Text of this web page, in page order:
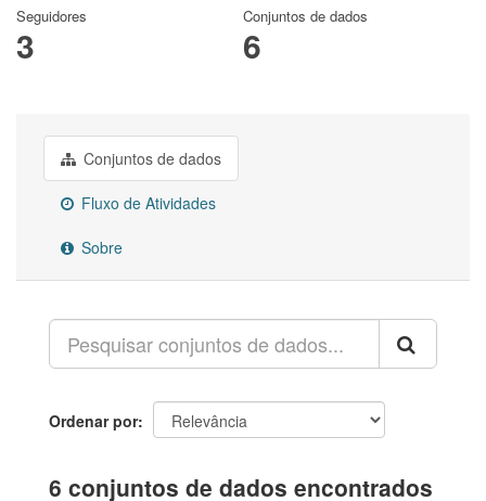
Seguidores
3
Conjuntos de dados
6
Conjuntos de dados
Fluxo de Atividades
Sobre
Ordenar por
6 conjuntos de dados encontrados